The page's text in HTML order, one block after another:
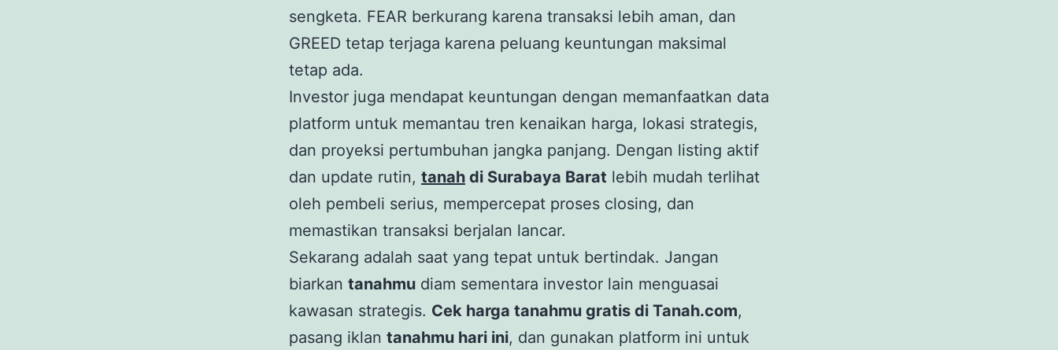
sengketa. FEAR berkurang karena transaksi lebih aman, dan
GREED tetap terjaga karena peluang keuntungan maksimal
tetap ada.
Investor juga mendapat keuntungan dengan memanfaatkan data
platform untuk memantau tren kenaikan harga, lokasi strategis,
dan proyeksi pertumbuhan jangka panjang. Dengan listing aktif
dan update rutin, tanah di Surabaya Barat lebih mudah terlihat
oleh pembeli serius, mempercepat proses closing, dan
memastikan transaksi berjalan lancar.
Sekarang adalah saat yang tepat untuk bertindak. Jangan
biarkan tanahmu diam sementara investor lain menguasai
kawasan strategis. Cek harga tanahmu gratis di Tanah.com,
pasang iklan tanahmu hari ini, dan gunakan platform ini untuk